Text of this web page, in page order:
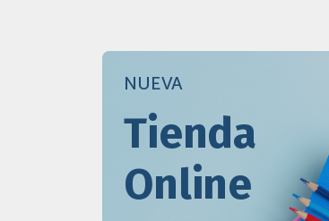
NUEVA
Tienda
Online